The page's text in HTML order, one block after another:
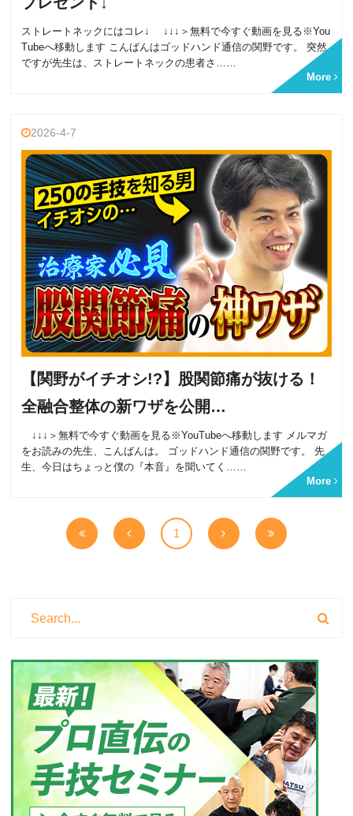
ストレートネックにはコレ↓ ↓↓↓＞無料で今すぐ動画を見る※You
Tubeへ移動します こんばんはゴッドハンド通信の関野です。 突然
ですが先生は、ストレートネックの患者さ……
More
2026-4-7
【関野がイチオシ!?】股関節痛が抜ける！
全融合整体の新ワザを公開…
↓↓↓＞無料で今すぐ動画を見る※YouTubeへ移動します メルマガ
をお読みの先生、こんばんは。 ゴッドハンド通信の関野です。 先
生、今日はちょっと僕の『本音』を聞いてく……
More
1